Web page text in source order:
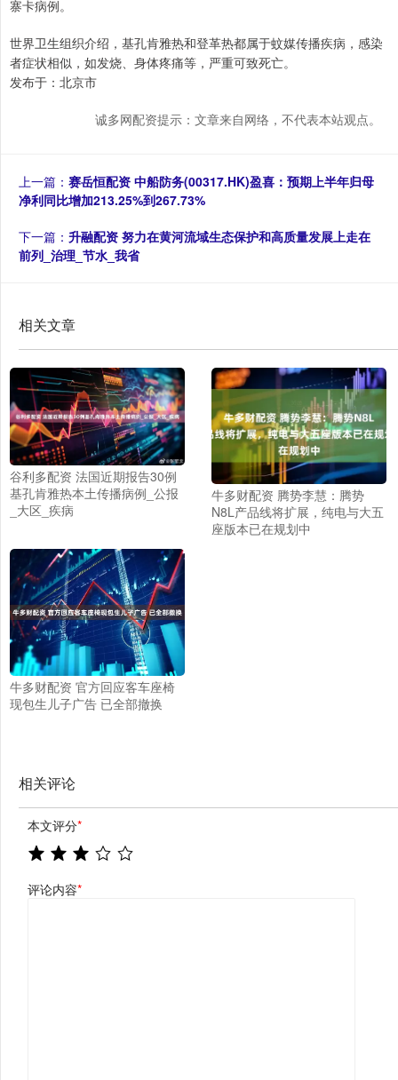
寨卡病例。
世界卫生组织介绍，基孔肯雅热和登革热都属于蚊媒传播疾病，感染
者症状相似，如发烧、身体疼痛等，严重可致死亡。
发布于：北京市
诚多网配资提示：文章来自网络，不代表本站观点。
上一篇： 赛岳恒配资 中船防务(00317.HK)盈喜：预期上半年归母
净利同比增加213.25%到267.73%
下一篇： 升融配资 努力在黄河流域生态保护和高质量发展上走在
前列_治理_节水_我省
相关文章
谷利多配资 法国近期报告30例
基孔肯雅热本土传播病例_公报
_大区_疾病
牛多财配资 腾势李慧：腾势
N8L产品线将扩展，纯电与大五
座版本已在规划中
牛多财配资 官方回应客车座椅
现包生儿子广告 已全部撤换
相关评论
本文评分*
评论内容*